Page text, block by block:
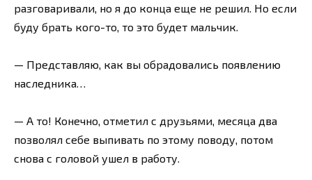
разговаривали, но я до конца еще не решил. Но если
буду брать кого-то, то это будет мальчик.
— Представляю, как вы обрадовались появлению
наследника…
— А то! Конечно, отметил с друзьями, месяца два
позволял себе выпивать по этому поводу, потом
снова с головой ушел в работу.